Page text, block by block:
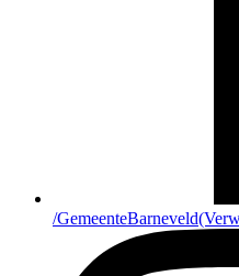
/GemeenteBarneveld